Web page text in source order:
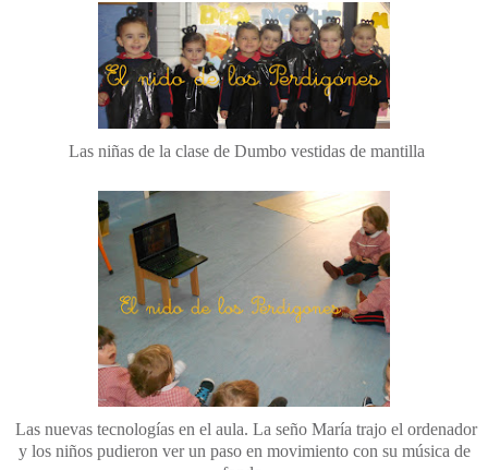
Las niñas de la clase de Dumbo vestidas de mantilla
Las nuevas tecnologías en el aula. La seño María trajo el ordenador
y los niños pudieron ver un paso en movimiento con su música de